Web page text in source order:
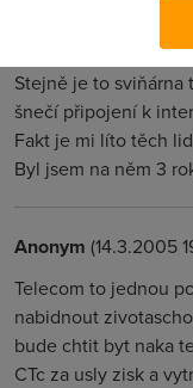
(15.3.2005
Stejně je to sviňárna
šnečí připojení k
Fakt je mi líto těch
Byl jsem na něm 3
Anonym (14.3.2005
Telecom to jednou
nabidnout
bude chtit byt naka
CTc za usly zisk a